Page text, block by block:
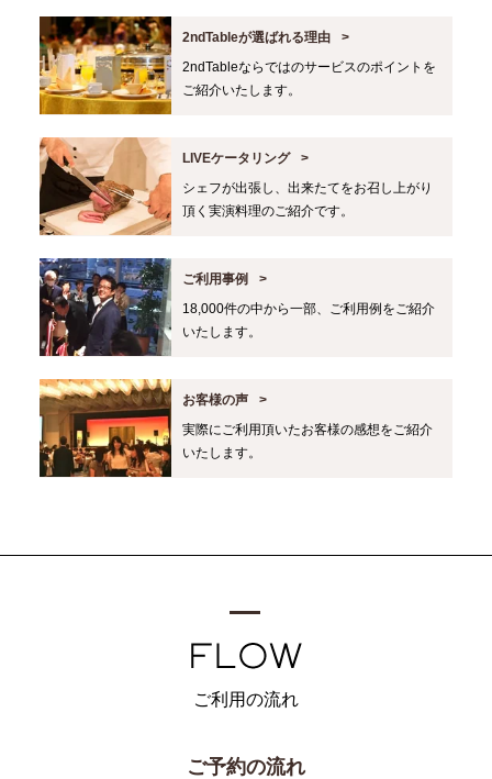
2ndTableが選ばれる理由
2ndTableならではのサービスのポイントを
ご紹介いたします。
LIVEケータリング
シェフが出張し、出来たてをお召し上がり
頂く実演料理のご紹介です。
ご利用事例
18,000件の中から一部、ご利用例をご紹介
いたします。
お客様の声
実際にご利用頂いたお客様の感想をご紹介
いたします。
ご利用の流れ
ご予約の流れ